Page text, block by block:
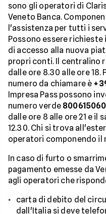
sono gli operatori di
Veneto Banca.
l'assistenza per tutti i
Possono essere
di accesso alla nuova
propri conti. Il centralino
dalle ore 8.30 alle ore 18.
numero da chiamare è
Impresa Pass possono
numero verde 800615060
dalle ore 8 alle ore 21 e il
12.30. Chi si trova
operatori componendo il
In caso di furto o
pagamento emesse da
agli operatori che
carta di debito del
dall'Italia si deve